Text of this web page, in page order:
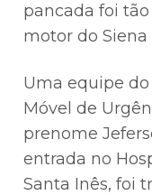
pancada foi
motor do Siena
Uma equipe
Móvel de
prenome
entrada no
Santa Inês, foi